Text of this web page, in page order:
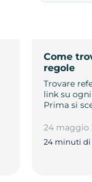
Come
regole
Trovare
link su
Prima si
24 maggio
24 minuti di